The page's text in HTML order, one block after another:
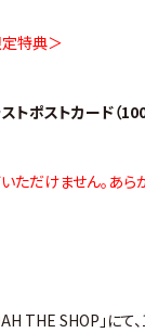
特典＞
トポストカード（
ただけません。あら
THE SHOP」にて